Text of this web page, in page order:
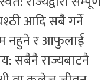
आदि सबै गर्ने
नहुने र आफुलाई
सबैनै राज्यबाटनै